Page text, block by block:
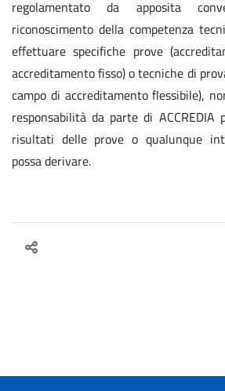
regolamentato da apposita
riconoscimento della competenza
effettuare specifiche prove
accreditamento fisso) o tecniche di
campo di accreditamento flessibile),
responsabilità da parte di
risultati delle prove o qualunque
possa derivare.